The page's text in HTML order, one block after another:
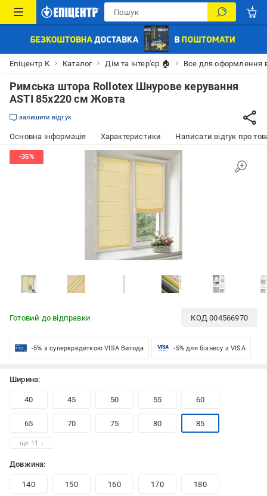
Епіцентр К Каталог Дім та інтер'єр 🏠 Все для оформлення
Римська штора Rollotex Шнурове керування
ASTI 85x220 см Жовта
залишити відгук
Основна інформація Характеристики Написати відгук про
Готовий до відправки КОД004566970
-5% з суперкредиткою VISA Вигода -5% для бізнесу з VISA
Ширина:
40 45 50 55 60
65 70 75 80 85
ще 11
Довжина:
140 150 160 170 180